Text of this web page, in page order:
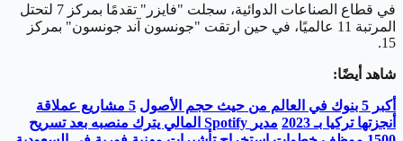
في قطاع الصناعات الدوائية، سجلت "فايزر" تقدمًا بمركز 7 لتحتل
المرتبة 11 عالميًا، في حين ارتقت "جونسون آند جونسون" بمركز
15.
شاهد أيضًا:
أكبر 5 بنوك في العالم من حيث حجم الأصول 5 مشاريع عملاقة
أنجزتها تركيا بـ 2023
مدير
المالي يترك منصبه بعد تسريح